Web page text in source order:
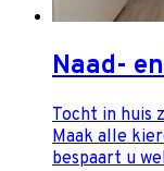
Naad-
Tocht in huis
Maak alle
bespaart u